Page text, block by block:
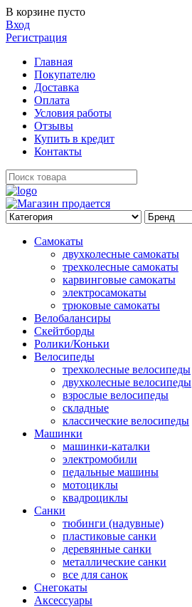
В корзине пусто
Вход
Регистрация
Главная
Покупателю
Доставка
Оплата
Условия работы
Отзывы
Купить в кредит
Контакты
Самокаты
двухколесные самокаты
трехколесные самокаты
карвинговые самокаты
электросамокаты
трюковые самокаты
Велобалансиры
Скейтборды
Ролики/Коньки
Велосипеды
трехколесные велосипеды
двухколесные велосипеды
взрослые велосипеды
складные
классические велосипеды
Машинки
машинки-каталки
электромобили
педальные машины
мотоциклы
квадроциклы
Санки
тюбинги (надувные)
пластиковые санки
деревянные санки
металлические санки
все для санок
Снегокаты
Аксессуары